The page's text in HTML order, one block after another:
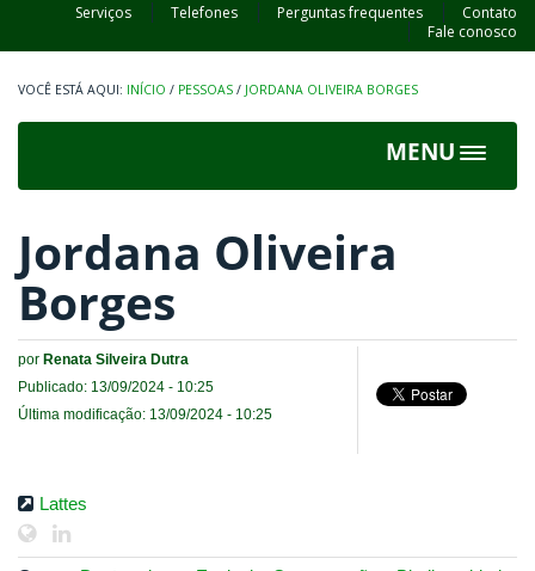
Serviços Telefones Perguntas frequentes
Contato
Fale conosco
INÍCIO / PESSOAS / JORDANA OLIVEIRA BORGES
MENU
Toggle
Jordana Oliveira
Borges
por Renata Silveira Dutra
Publicado: 13/09/2024 - 10:25
Última modificação: 13/09/2024 - 10:25
Lattes